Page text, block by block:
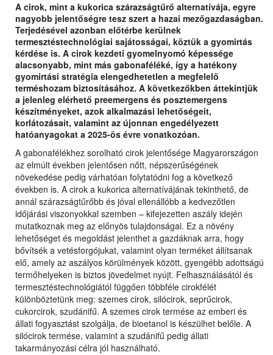
A cirok, mint a kukorica szárazságtűrő alternatívája, egyre
nagyobb jelentőségre tesz szert a hazai mezőgazdaságban.
Terjedésével azonban előtérbe kerülnek
termesztéstechnológiai sajátosságai, köztük a gyomirtás
kérdése is. A cirok kezdeti gyomelnyomó képessége
alacsonyabb, mint más gabonaféléké, így a hatékony
gyomirtási stratégia elengedhetetlen a megfelelő
terméshozam biztosításához. A következőkben áttekintjük
a jelenleg elérhető preemergens és posztemergens
készítményeket, azok alkalmazási lehetőségeit,
korlátozásait, valamint az újonnan engedélyezett
hatóanyagokat a 2025-ös évre vonatkozóan.
A gabonafélékhez sorolható cirok jelentősége Magyarországon
az elmúlt években jelentősen nőtt, népszerűségének
növekedése pedig várhatóan folytatódni fog a következő
években is. A cirok a kukorica alternatívájának tekinthető, de
annál szárazságtűrőbb és jóval ellenállóbb a kedvezőtlen
időjárási viszonyokkal szemben – kifejezetten aszály idején
mutatkoznak meg az előnyös tulajdonságai. Ez a növény
lehetőséget és megoldást jelenthet a gazdáknak arra, hogy
bővítsék a vetésforgójukat, valamint olyan terméket állítsanak
elő, amely az aszályos körülmények között, gyengébb adottságú
termőhelyeken is biztos jövedelmet nyújt. Felhasználásától és
termesztéstechnológiától függően többféle cirokfélét
különböztetünk meg: szemes cirok, silócirok, seprűcirok,
cukorcirok, szudánifű. A szemes cirok termése az emberi és
állati fogyasztást szolgálja, de bioetanol is készülhet belőle. A
silócirok termése, valamint a szudánifű pedig állati
takarmányozási célra jól használható.